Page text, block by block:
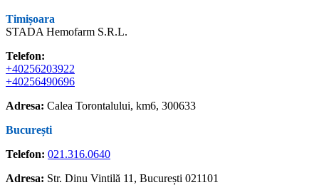
Timișoara
STADA Hemofarm S.R.L.
Telefon:
+40256203922
+40256490696
Adresa: Calea Torontalului, km6, 300633
București
Telefon: 021.316.0640
Adresa: Str. Dinu Vintilă 11, București 021101